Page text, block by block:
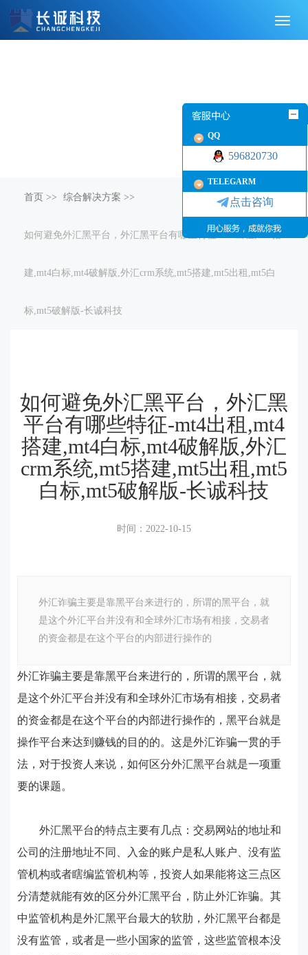
切
首页 >> 综合解决方案 >>
如何避免外汇黑平台，外汇黑平台有哪些特征-mt4出租,mt4搭
建,mt4白标,mt4破解版,外汇crm系统,mt5搭建,mt5出租,mt5白
标,mt5破解版-长诚科技
如何避免外汇黑平台，外汇黑
平台有哪些特征-mt4出租,mt4
搭建,mt4白标,mt4破解版,外汇
crm系统,mt5搭建,mt5出租,mt5
白标,mt5破解版-长诚科技
时间：2022-10-15
外汇诈骗主要是靠黑平台来进行的，所谓的黑平台，就
是这个外汇平台并没有和全球外汇市场有相接，交易者
的资金都是在这个平台的内部进行操作的
外汇诈骗主要是靠黑平台来进行的，所谓的黑平台，就
是这个外汇平台并没有和全球外汇市场有相接，交易者
的资金都是在这个平台的内部进行操作的，黑平台就是
操作平台来达到赚钱的目的的。这是外汇诈骗一贯的手
法，对于投资人来说，如何区分外汇黑平台就是一项重
要的课题。
外汇黑平台的特点主要有几点：交易网站的地址和
公司的注册地址不同、入金的账户是私人账户、没有监
管机构或者瞎编监管机构等，投资人如果能将这三点区
分清楚就能有效的区分外汇黑平台，防止外汇诈骗。其
中监管机构是外汇黑平台最大的软肋，外汇黑平台都是
没有监管，或者是一些小国家的监管，这些监管根本没
QQ
596820730
TELEGARM
点击咨询